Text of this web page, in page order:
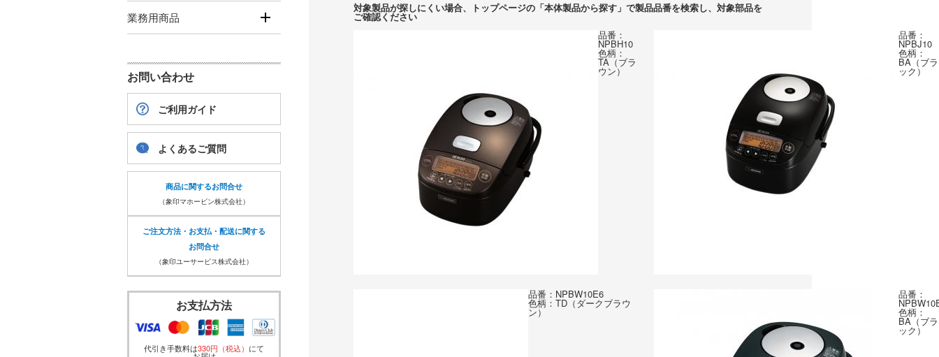
対象製品が探しにくい場合、トップページの「本体製品から探す」で製品品番を検索し、対象部品を
ご確認ください
品番：
NPBH10
色柄：
TA（ブラ
ウン）
品番：
NPBJ10
色柄：
BA（ブラ
ック）
品番：NPBW10E6
色柄：TD（ダークブラウ
ン）
品番：
色柄：
BA（ブラ
ック）
業務用商品
お問い合わせ
ご利用ガイド
よくあるご質問
商品に関するお問合せ
（象印マホービン株式会社）
ご注文方法・お支払・配送に関する
お問合せ
（象印ユーサービス株式会社）
お支払方法
代引き手数料は330円（税込） にて